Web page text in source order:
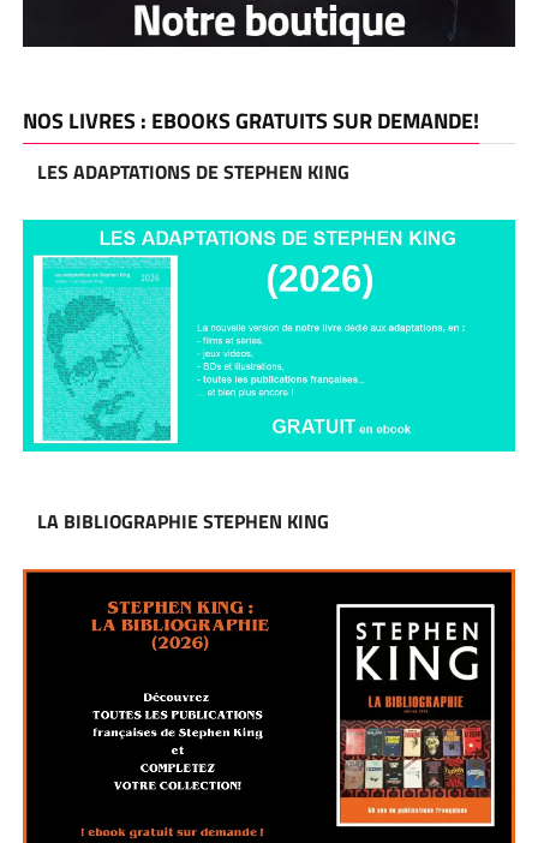
NOS LIVRES : EBOOKS GRATUITS SUR DEMANDE!
LES ADAPTATIONS DE STEPHEN KING
LA BIBLIOGRAPHIE STEPHEN KING